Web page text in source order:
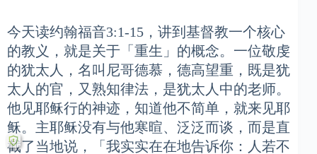
今天读约翰福音3:1-15，讲到基督教一个核心
的教义，就是关于「重生」的概念。一位敬虔
的犹太人，名叫尼哥德慕，德高望重，既是犹
太人的官，又熟知律法，是犹太人中的老师。
他见耶稣行的神迹，知道他不简单，就来见耶
稣。主耶稣没有与他寒暄、泛泛而谈，而是直
截了当地说，「我实实在在地告诉你：人若不